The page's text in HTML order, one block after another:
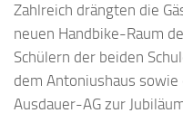
Zahlreich drängten die
neuen Handbike-Raum
Schülern der beiden
dem Antoniushaus
Ausdauer-AG zur